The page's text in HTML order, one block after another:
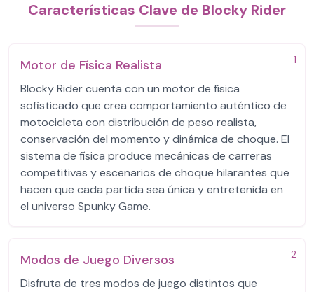
Características Clave de Blocky Rider
1
Motor de Física Realista
Blocky Rider cuenta con un motor de física
sofisticado que crea comportamiento auténtico de
motocicleta con distribución de peso realista,
conservación del momento y dinámica de choque. El
sistema de física produce mecánicas de carreras
competitivas y escenarios de choque hilarantes que
hacen que cada partida sea única y entretenida en
el universo Spunky Game.
2
Modos de Juego Diversos
Disfruta de tres modos de juego distintos que